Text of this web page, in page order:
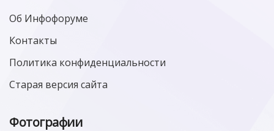
Об Инфофоруме
Контакты
Политика конфиденциальности
Старая версия сайта
Фотографии